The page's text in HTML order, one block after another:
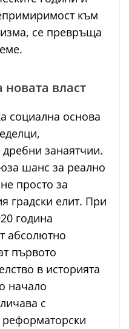
към
се превръща
власт
социална основа
занаятчии.
шанс за реално
просто за
градски елит. При
година
абсолютно
първото
в историята
начало
с
реформаторски